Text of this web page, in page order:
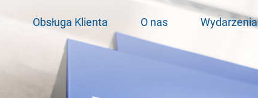
Obsługa Klienta O nas Wydarzenia